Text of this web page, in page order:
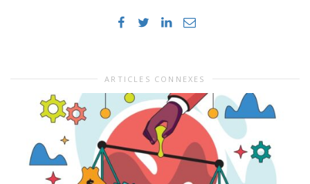
ARTICLES CONNEXES